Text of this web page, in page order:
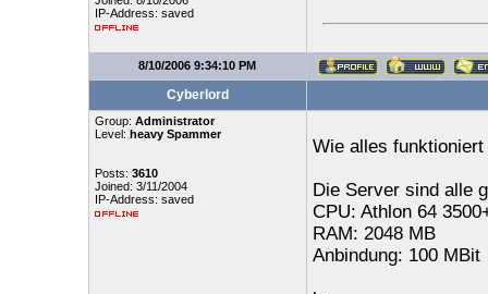
IP-Address: saved
8/10/2006 9:34:10 PM
Cyberlord
Group: Administrator
Level: heavy Spammer
Posts: 3610
Joined: 3/11/2004
IP-Address: saved
Wie alles
Die Server sind alle
CPU: Athlon 64
RAM: 2048 MB
Anbindung: 100 MBit